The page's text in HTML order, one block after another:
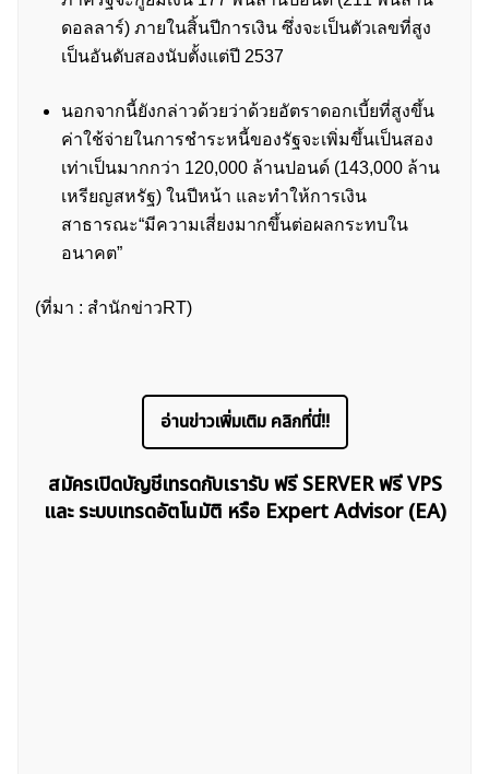
ดอลลาร์) ภายในสิ้นปีการเงิน ซึ่งจะเป็นตัวเลขที่สูง
เป็นอันดับสองนับตั้งแต่ปี 2537
นอกจากนี้ยังกล่าวด้วยว่าด้วยอัตราดอกเบี้ยที่สูงขึ้น
ค่าใช้จ่ายในการชำระหนี้ของรัฐจะเพิ่มขึ้นเป็นสอง
เท่าเป็นมากกว่า 120,000 ล้านปอนด์ (143,000 ล้าน
เหรียญสหรัฐ) ในปีหน้า และทำให้การเงิน
สาธารณะ“มีความเสี่ยงมากขึ้นต่อผลกระทบใน
อนาคต”
(ที่มา : สำนักข่าวRT)
อ่านข่าวเพิ่มเติม คลิกที่นี่!!
สมัครเปิดบัญชีเทรดกับเรารับ ฟรี SERVER ฟรี VPS
และ ระบบเทรดอัตโนมัติ หรือ Expert Advisor (EA)